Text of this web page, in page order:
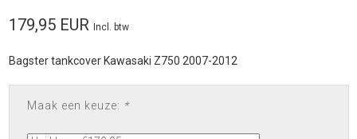
179,95 EUR Incl. btw
Bagster tankcover Kawasaki Z750 2007-2012
Maak een keuze: *